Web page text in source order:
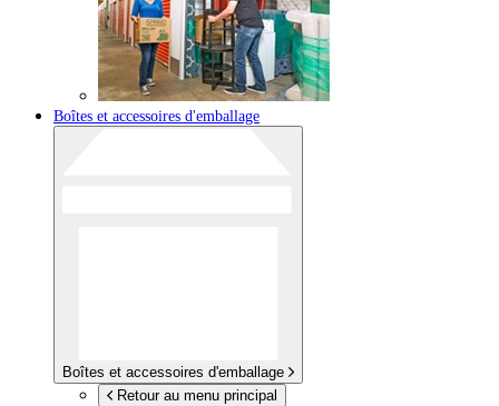
Boîtes et accessoires d'emballage
Boîtes et accessoires d'emballage
Retour au menu principal